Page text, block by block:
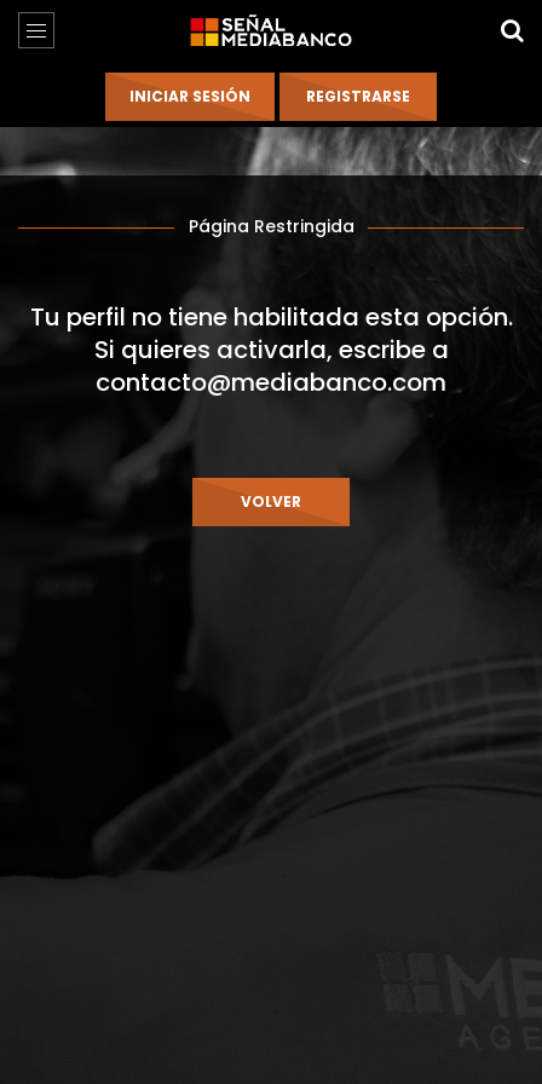
Página Restringida
Tu perfil no tiene habilitada esta opción.
Si quieres activarla, escribe a
contacto@mediabanco.com